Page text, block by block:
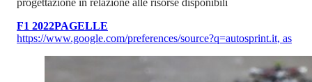
progettazione in relazione alle risorse disponibili
F1 2022PAGELLE
https://www.google.com/preferences/source?q=autosprint.it, as